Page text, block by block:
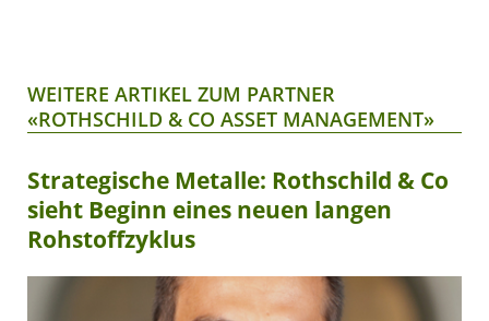
WEITERE ARTIKEL ZUM PARTNER
«ROTHSCHILD & CO ASSET MANAGEMENT»
Strategische Metalle: Rothschild & Co
sieht Beginn eines neuen langen
Rohstoffzyklus